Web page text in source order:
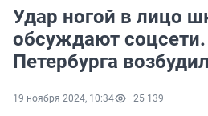
Удар ногой в лицо
обсуждают
Петербурга
19 ноября 2024, 10:34 25 139